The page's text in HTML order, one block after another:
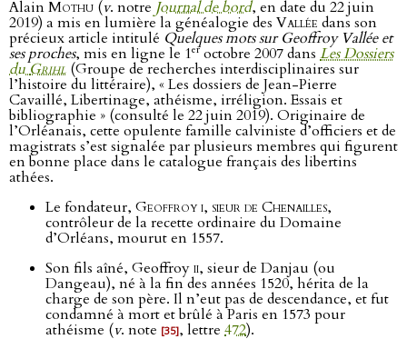
AlainMothu (v. notre Journal de bord, en date du 22 juin
2019) a mis en lumière la généalogie des Vallée dans son
précieux article intitulé Quelques mots sur Geoffroy Vallée et
ses proches, mis en ligne le 1eroctobre 2007 dans Les Dossiers
duGrihl (Groupe de recherches interdisciplinaires sur
l’histoire du littéraire), « Les dossiers de Jean-Pierre
Cavaillé, Libertinage, athéisme, irréligion. Essais et
bibliographie » (consulté le 22 juin 2019). Originaire de
l’Orléanais, cette opulente famille calviniste d’officiers et de
magistrats s’est signalée par plusieurs membres qui figurent
en bonne place dans le catalogue français des libertins
athées.
Le fondateur, Geoffroy i, sieur de Chenailles,
contrôleur de la recette ordinaire du Domaine
d’Orléans, mourut en 1557.
Son fils aîné, Geoffroyii, sieur de Danjau (ou
Dangeau), né à la fin des années 1520, hérita de la
charge de son père. Il n’eut pas de descendance, et fut
condamné à mort et brûlé à Paris en 1573 pour
athéisme (v. note [35], lettre 472).